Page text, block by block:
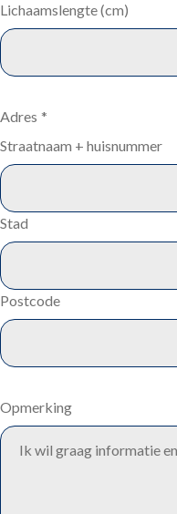
Lichaamslengte (cm)
Adres *
Straatnaam + huisnummer
Stad
Postcode
Opmerking